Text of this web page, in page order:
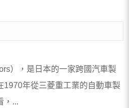
），是日本的一家跨國汽車製
1970年從三菱重工業的自動車製
，...